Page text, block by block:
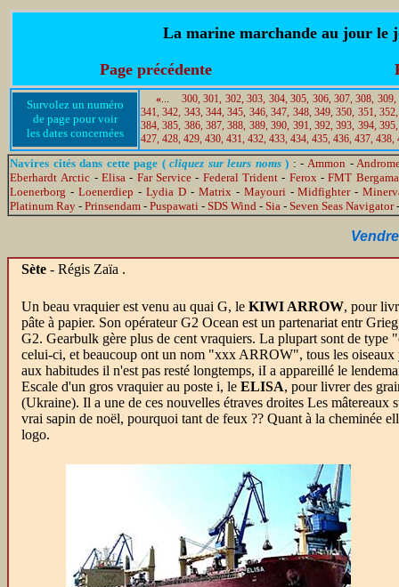
La marine marchande au jour le
Page précédente
Survolez un numéro
de page pour voir
les dates concernées
«... 300, 301, 302, 303, 304, 305, 306, 307, 308, 309,
341, 342, 343, 344, 345, 346, 347, 348, 349, 350, 351, 352,
384, 385, 386, 387, 388, 389, 390, 391, 392, 393, 394, 395,
427, 428, 429, 430, 431, 432, 433, 434, 435, 436, 437, 438,
Navires cités dans cette page (cliquez sur leurs noms) : - Ammon -
Eberhardt Arctic - Elisa- Far Service- Federal Trident- Ferox-FMT Bergama
Loenerborg - Loenerdiep - Lydia D- Matrix- Mayouri-Midfighter-
Platinum Ray - Prinsendam - Puspawati - SDS Wind - Sia - Seven Seas Navigator
Sète - Régis Zaïa .
Un beau vraquier est venu au quai G, le KIWI ARROW, pour
pâte à papier. Son opérateur G2 Ocean est un partenariat entr
G2. Gearbulk gère plus de cent vraquiers. La plupart sont de type
celui-ci, et beaucoup ont un nom "xxx ARROW", tous les oiseaux
aux habitudes il n'est pas resté longtemps, iI a appareillé le
Escale d'un gros vraquier au poste i, le ELISA, pour livrer des
(Ukraine). Il a une de ces nouvelles étraves droites Les mâtereaux
vrai sapin de noël, pourquoi tant de feux ?? Quant à la cheminée
logo.